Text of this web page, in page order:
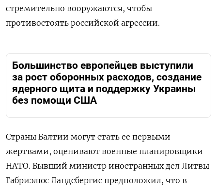
стремительно вооружаются, чтобы
противостоять российской агрессии.
Большинство европейцев выступили
за рост оборонных расходов, создание
ядерного щита и поддержку Украины
без помощи США
Страны Балтии могут стать ее первыми
жертвами, оценивают военные планировщики
НАТО. Бывший министр иностранных дел Литвы
Габриэлюс Ландсбергис предположил, что в